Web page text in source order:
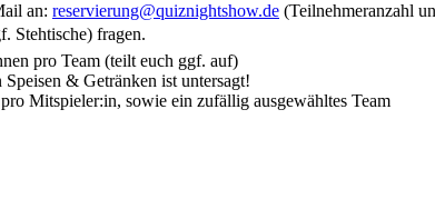
an: reservierung@quiznightshow.de (Teilnehmeranzahl
Stehtische) fragen.
pro Team (teilt euch ggf. auf)
& Getränken ist untersagt!
Mitspieler:in, sowie ein zufällig ausgewähltes Team